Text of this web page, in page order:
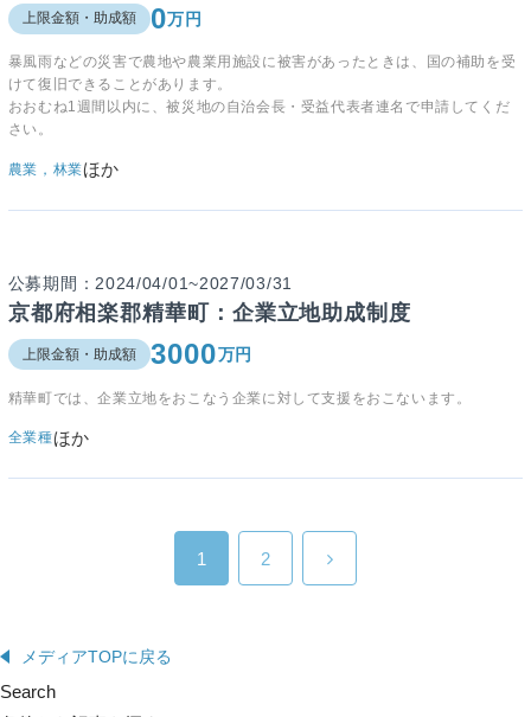
上限金額・助成額 0万円
暴風雨などの災害で農地や農業用施設に被害があったときは、国の補助を受
けて復旧できることがあります。
おおむね1週間以内に、被災地の自治会長・受益代表者連名で申請してくだ
さい。
農業，林業ほか
公募期間：2024/04/01~2027/03/31
京都府相楽郡精華町：企業立地助成制度
上限金額・助成額 3000万円
精華町では、企業立地をおこなう企業に対して支援をおこないます。
全業種ほか
1 2
メディアTOPに戻る
Search